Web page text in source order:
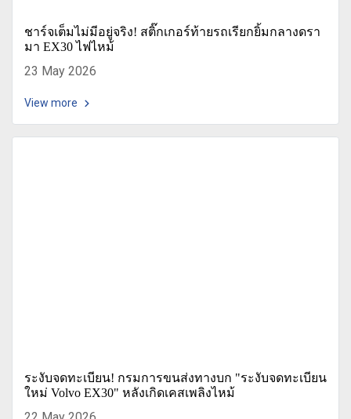
ชาร์จเต็มไม่มีอยู่จริง! สติ๊กเกอร์ท้ายรถเรียกยิ้มกลางดรา
มา EX30 ไฟไหม้
23 May 2026
View more
ระงับจดทะเบียน! กรมการขนส่งทางบก "ระงับจดทะเบียน
ใหม่ Volvo EX30" หลังเกิดเคสเพลิงไหม้